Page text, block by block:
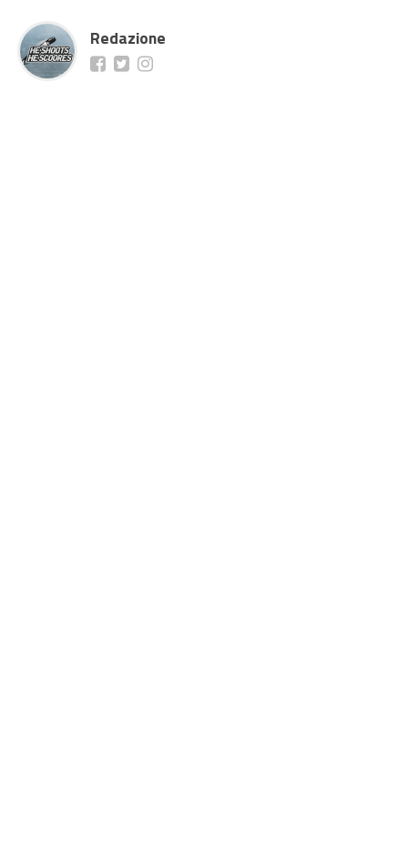
Redazione